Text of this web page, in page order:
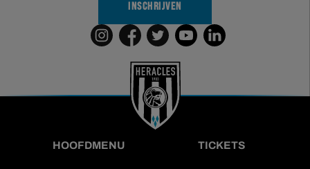
INSCHRIJVEN
HOOFDMENU TICKETS